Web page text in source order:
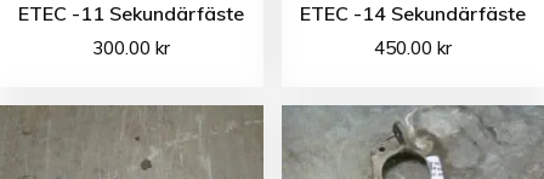
ETEC -11 Sekundärfäste
300.00kr
ETEC -14 Sekundärfäste
450.00 kr